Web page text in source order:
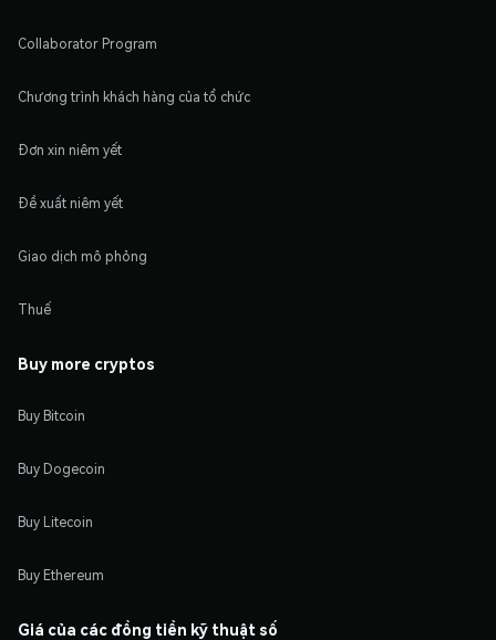
Collaborator Program
Chương trình khách hàng của tổ chức
Đơn xin niêm yết
Đề xuất niêm yết
Giao dịch mô phỏng
Thuế
Buy more cryptos
Buy Bitcoin
Buy Dogecoin
Buy Litecoin
Buy Ethereum
Giá của các đồng tiền kỹ thuật số